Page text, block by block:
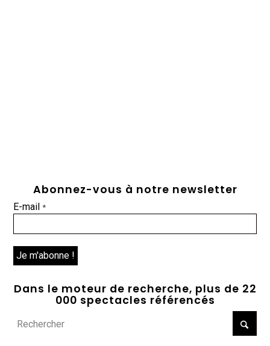
Abonnez-vous à notre newsletter
E-mail*
Dans le moteur de recherche, plus de 22
000 spectacles référencés